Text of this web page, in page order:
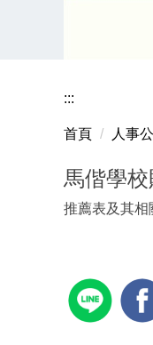
:::
首頁 人事
馬偕學
推薦表及其相